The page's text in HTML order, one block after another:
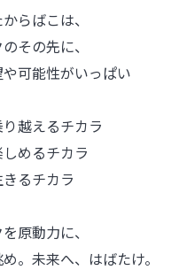
らばこは、
の先に、
可能性がいっぱい
越えるチカラ
めるチカラ
るチカラ
動力に、
未来へ、はばたけ。